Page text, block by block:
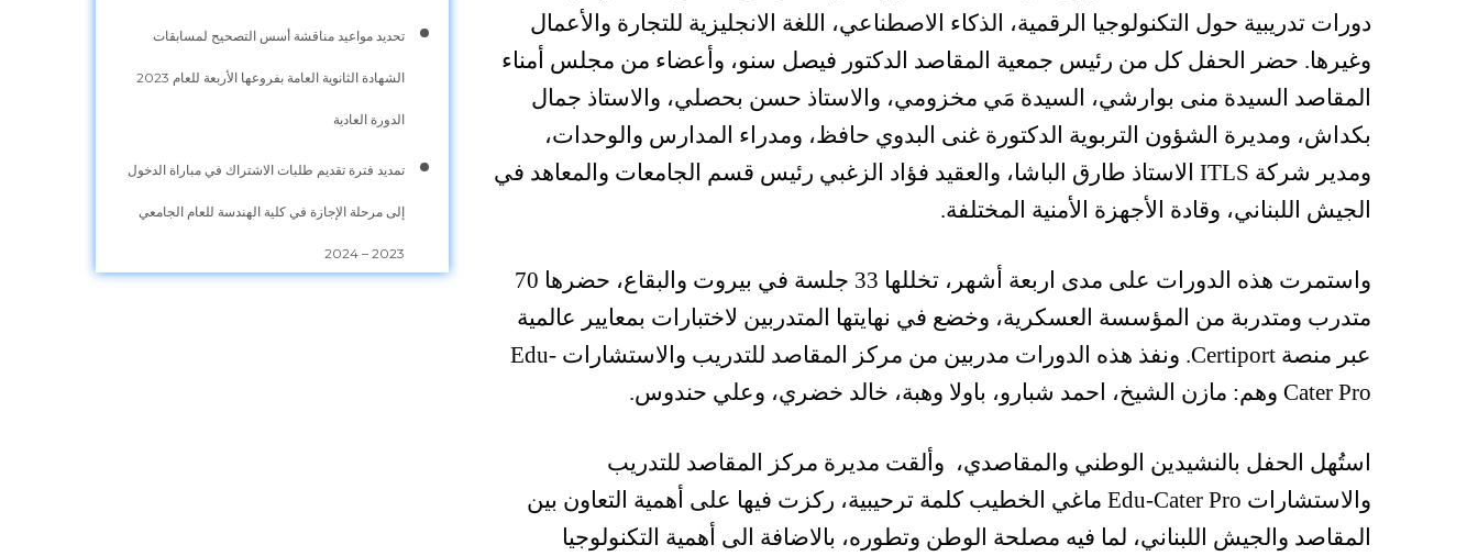
دورات تدريبية حول التكنولوجيا الرقمية، الذكاء الاصطناعي، اللغة الانجليزية للتجارة والأعمال
وغيرها. حضر الحفل كل من رئيس جمعية المقاصد الدكتور فيصل سنو، وأعضاء من مجلس أمناء
المقاصد السيدة منى بوارشي، السيدة مَي مخزومي، والاستاذ حسن بحصلي، والاستاذ جمال
بكداش، ومديرة الشؤون التربوية الدكتورة غنى البدوي حافظ، ومدراء المدارس والوحدات،
ومدير شركة ITLS الاستاذ طارق الباشا، والعقيد فؤاد الزغبي رئيس قسم الجامعات والمعاهد في
الجيش اللبناني، وقادة الأجهزة الأمنية المختلفة.
واستمرت هذه الدورات على مدى اربعة أشهر، تخللها 33 جلسة في بيروت والبقاع، حضرها 70
متدرب ومتدربة من المؤسسة العسكرية، وخضع في نهايتها المتدربين لاختبارات بمعايير عالمية
عبر منصة Certiport. ونفذ هذه الدورات مدربين من مركز المقاصد للتدريب والاستشارات Edu-
Cater Pro وهم: مازن الشيخ، احمد شبارو، باولا وهبة، خالد خضري، وعلي حندوس.
استُهل الحفل بالنشيدين الوطني والمقاصدي، وألقت مديرة مركز المقاصد للتدريب
والاستشارات Edu-Cater Pro ماغي الخطيب كلمة ترحيبية، ركزت فيها على أهمية التعاون بين
المقاصد والجيش اللبناني، لما فيه مصلحة الوطن وتطوره، بالاضافة الى أهمية التكنولوجيا
تحديد مواعيد مناقشة أسس التصحيح لمسابقات
الشهادة الثانوية العامة بفروعها الأربعة للعام 2023
الدورة العادية
تمديد فترة تقديم طلبات الاشتراك في مباراة الدخول
إلى مرحلة الإجازة في كلية الهندسة للعام الجامعي
2023 – 2024